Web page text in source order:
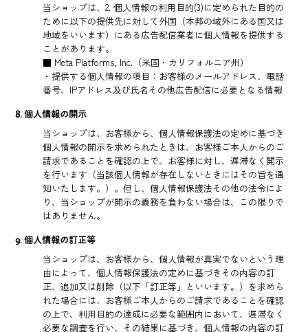
当ショップは、2. 個人情報の利用目的(3)に定められた目的の
ために以下の提供先に対して外国（本邦の域外にある国又は
地域をいいます）にある広告配信業者に個人情報を提供する
ことがあります。
■ Meta Platforms, Inc.（米国・カリフォルニア州）
・提供する個人情報の項目：お客様のメールアドレス、電話
番号、IPアドレス及び氏名その他広告配信に必要となる情報
8. 個人情報の開示
当ショップは、お客様から、個人情報保護法の定めに基づき
個人情報の開示を求められたときは、お客様ご本人からのご
請求であることを確認の上で、お客様に対し、遅滞なく開示
を行います（当該個人情報が存在しないときにはその旨を通
知いたします。）。但し、個人情報保護法その他の法令によ
り、当ショップが開示の義務を負わない場合は、この限りで
はありません。
9. 個人情報の訂正等
当ショップは、お客様から、個人情報が真実でないという理
由によって、個人情報保護法の定めに基づきその内容の訂
正、追加又は削除（以下「訂正等」といいます。）を求めら
れた場合には、お客様ご本人からのご請求であることを確認
の上で、利用目的の達成に必要な範囲内において、遅滞なく
必要な調査を行い、その結果に基づき、個人情報の内容の訂